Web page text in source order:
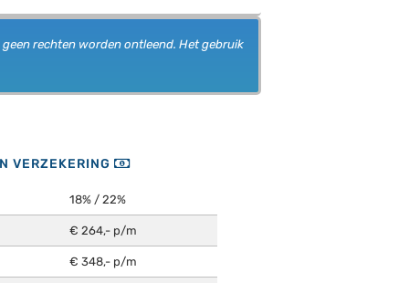
rechten worden ontleend. Het gebruik
VERZEKERING
18% / 22%
€ 264,- p/m
€ 348,- p/m